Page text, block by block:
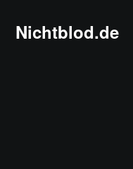
contentNichtblod.de